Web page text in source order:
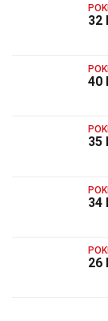
32
40
35
34
26